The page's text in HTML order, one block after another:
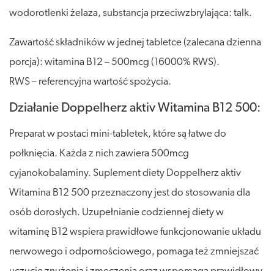
wodorotlenki żelaza, substancja przeciwzbrylająca: talk.
Zawartość składników w jednej tabletce (zalecana dzienna
porcja): witamina B12 – 500mcg (16000% RWS).
RWS – referencyjna wartość spożycia.
Działanie Doppelherz aktiv Witamina B12 500:
Preparat w postaci mini-tabletek, które są łatwe do
połknięcia. Każda z nich zawiera 500mcg
cyjanokobalaminy. Suplement diety Doppelherz aktiv
Witamina B12 500 przeznaczony jest do stosowania dla
osób dorosłych. Uzupełnianie codziennej diety w
witaminę B12 wspiera prawidłowe funkcjonowanie układu
nerwowego i odpornościowego, pomaga też zmniejszać